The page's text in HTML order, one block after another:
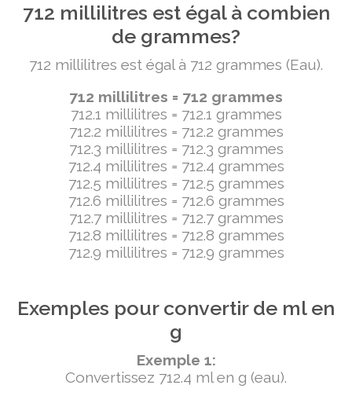
712 millilitres est égal à combien
de grammes?
712 millilitres est égal à 712 grammes (Eau).
712 millilitres = 712 grammes
712.1 millilitres = 712.1 grammes
712.2 millilitres = 712.2 grammes
712.3 millilitres = 712.3 grammes
712.4 millilitres = 712.4 grammes
712.5 millilitres = 712.5 grammes
712.6 millilitres = 712.6 grammes
712.7 millilitres = 712.7 grammes
712.8 millilitres = 712.8 grammes
712.9 millilitres = 712.9 grammes
Exemples pour convertir de ml en
g
Exemple 1:
Convertissez 712.4 ml en g (eau).